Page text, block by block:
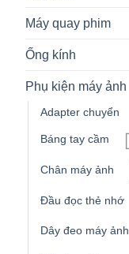
Máy quay phim
Ống kính
Phụ kiện máy ảnh
Adapter chuyển
Báng tay cầm
Chân máy ảnh
Đầu đọc thẻ nhớ
Dây đeo máy ảnh